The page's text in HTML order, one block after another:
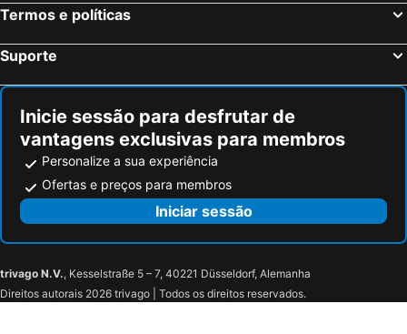
Termos e políticas
Suporte
Inicie sessão para desfrutar de
vantagens exclusivas para membros
Personalize a sua experiência
Ofertas e preços para membros
Iniciar sessão
trivago N.V., Kesselstraße 5 – 7, 40221 Düsseldorf, Alemanha
Direitos autorais 2026 trivago | Todos os direitos reservados.